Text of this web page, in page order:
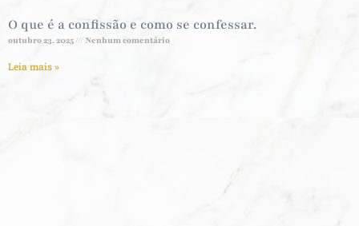
O que é a confissão e como se confessar.
outubro 23, 2025 Nenhum comentário
Leia mais »